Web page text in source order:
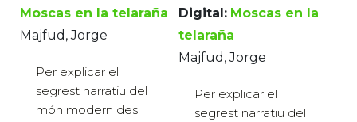
Moscas en la telaraña
Majfud, Jorge
Per explicar el
segrest narratiu del
món modern des
Digital: Moscas en la
telaraña
Majfud, Jorge
Per explicar el
segrest narratiu del